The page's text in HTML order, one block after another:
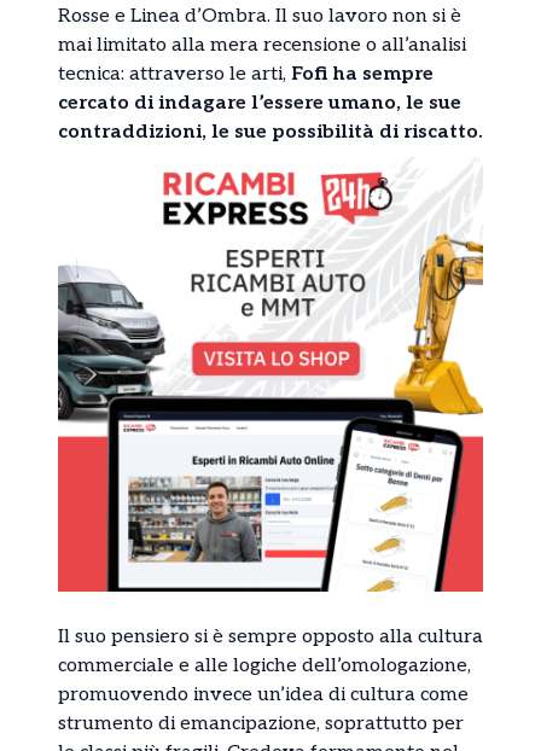
Rosse e Linea d’Ombra. Il suo lavoro non si è
mai limitato alla mera recensione o all’analisi
tecnica: attraverso le arti, Fofi ha sempre
cercato di indagare l’essere umano, le sue
contraddizioni, le sue possibilità di riscatto.
Il suo pensiero si è sempre opposto alla cultura
commerciale e alle logiche dell’omologazione,
promuovendo invece un’idea di cultura come
strumento di emancipazione, soprattutto per